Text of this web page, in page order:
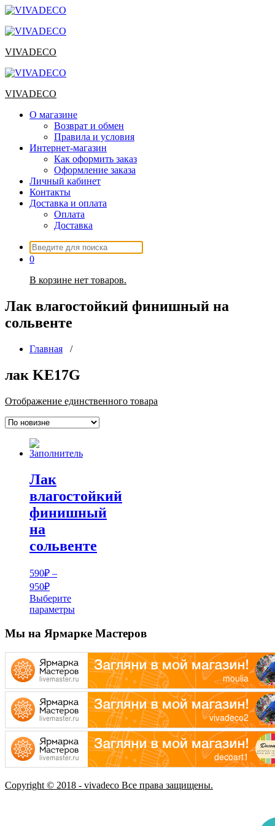
Перейти
содержимому
VIVADECO
VIVADECO
О магазине
Возврат и обмен
Правила и условия
Интернет-магазин
Как оформить заказ
Оформление заказа
Личный кабинет
Контакты
Доставка и оплата
Оплата
Доставка
Искать:
0
В корзине нет товаров.
Лак влагостойкий финишный на
сольвенте
Главная /
лак KE17G
Отображение единственного товара
Лак
влагостойкий
финишный
на
сольвенте
590₽ –
950₽Диапазон
цен:
590₽
950₽
Выберите
параметры
товар
имеет
несколько
вариаций.
Опции
можно
выбрать
на
странице
товара.
Мы на Ярмарке Мастеров
Copyright © 2018 - vivadeco Все права защищены.